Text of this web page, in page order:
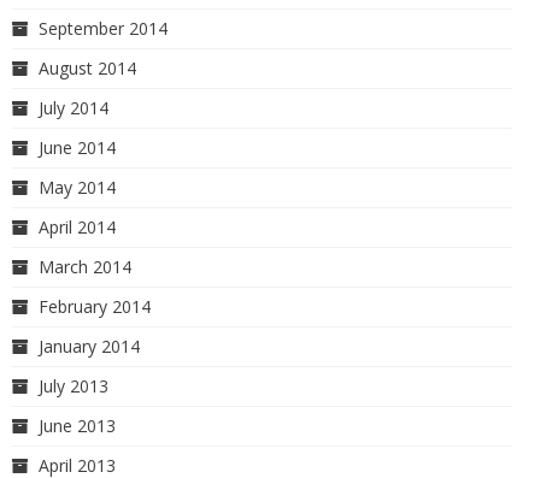
September 2014
August 2014
July 2014
June 2014
May 2014
April 2014
March 2014
February 2014
January 2014
July 2013
June 2013
April 2013